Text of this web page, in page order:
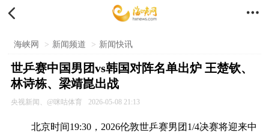
 
海峡网 > 新闻频道 > 新闻快讯
世乒赛中国男团vs韩国对阵名单出炉 王楚钦、
林诗栋、梁靖崑出战
央视新闻、@咪咕体育 2026-05-08 21:13
北京时间19:30，2026伦敦世乒赛男团1/4决赛将迎来中